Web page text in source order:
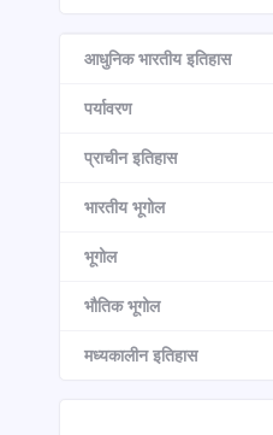
आधुनिक भारतीय इतिहास
पर्यावरण
प्राचीन इतिहास
भारतीय भूगोल
भूगोल
भौतिक भूगोल
मध्यकालीन इतिहास